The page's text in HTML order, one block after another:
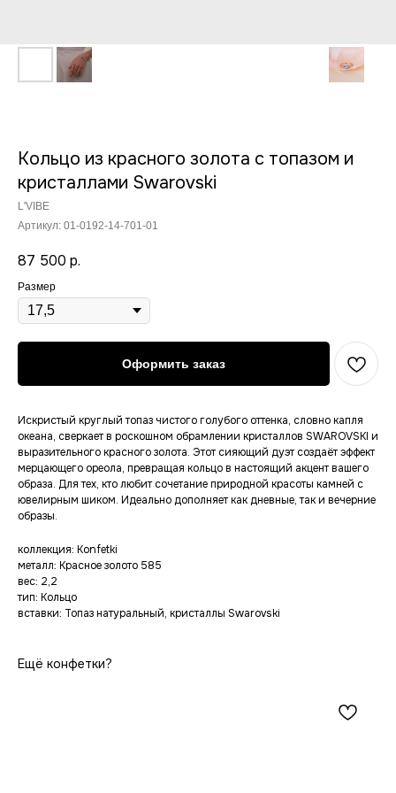
Кольцо из красного золота с топазом и
кристаллами Swarovski
L'VIBE
Артикул: 01-0192-14-701-01
87 500 р.
Размер
Оформить заказ
Искристый круглый топаз чистого голубого оттенка, словно капля
океана, сверкает в роскошном обрамлении кристаллов SWAROVSKI и
выразительного красного золота. Этот сияющий дуэт создаёт эффект
мерцающего ореола, превращая кольцо в настоящий акцент вашего
образа. Для тех, кто любит сочетание природной красоты камней с
ювелирным шиком. Идеально дополняет как дневные, так и вечерние
образы.
коллекция: Konfetki
металл: Красное золото 585
вес: 2,2
тип: Кольцо
вставки: Топаз натуральный, кристаллы Swarovski
Ещё конфетки?